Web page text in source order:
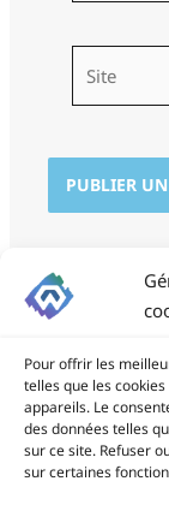
Pour offrir les
telles que les
appareils. Le
des données telles
sur ce site. Refuser
sur certaines